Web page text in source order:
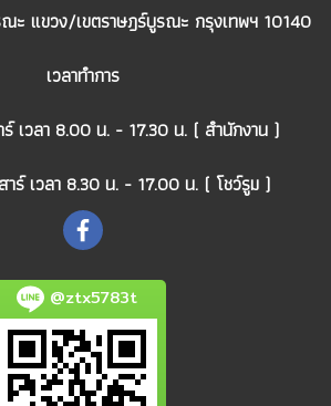
ะ แขวง/เขตราษฎร์บูรณะ กรุงเทพฯ 10140
เวลาทำการ
เวลา 8.00 น. - 17.30 น. ( สำนักงาน )
ร์ เวลา 8.30 น. - 17.00 น. ( โชว์รูม )
@ztx5783t